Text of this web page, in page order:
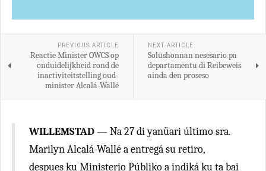
PREVIOUS ARTICLE
Reactie Minister OWCS op
onduidelijkheid rond de
inactiviteitstelling oud-
minister Alcalá-Wallé
NEXT ARTICLE
Solushonnan nesesario pa
departamentu di Reibeweis
ainda den proseso
WILLEMSTAD— Na 27 di yanüari último sra.
Marilyn Alcalá-Wallé a entregá su retiro,
despues ku Ministerio Públiko a indiká ku ta bai